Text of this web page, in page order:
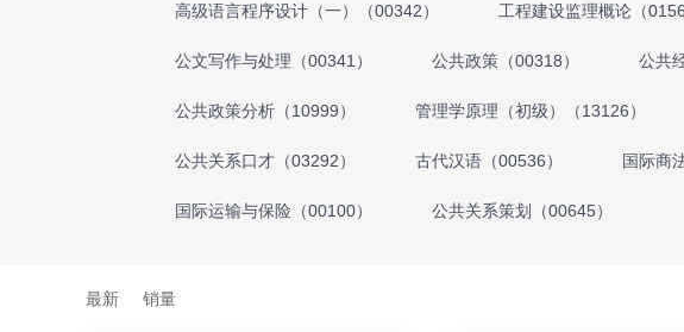
高级语言程序设计（一）（00342） 工程建设监理概论（
公文写作与处理（00341） 公共政策（00318） 公共
公共政策分析（10999） 管理学原理（初级）（13126）
公共关系口才（03292） 古代汉语（00536） 国际商
国际运输与保险（00100） 公共关系策划（00645）
最新 销量